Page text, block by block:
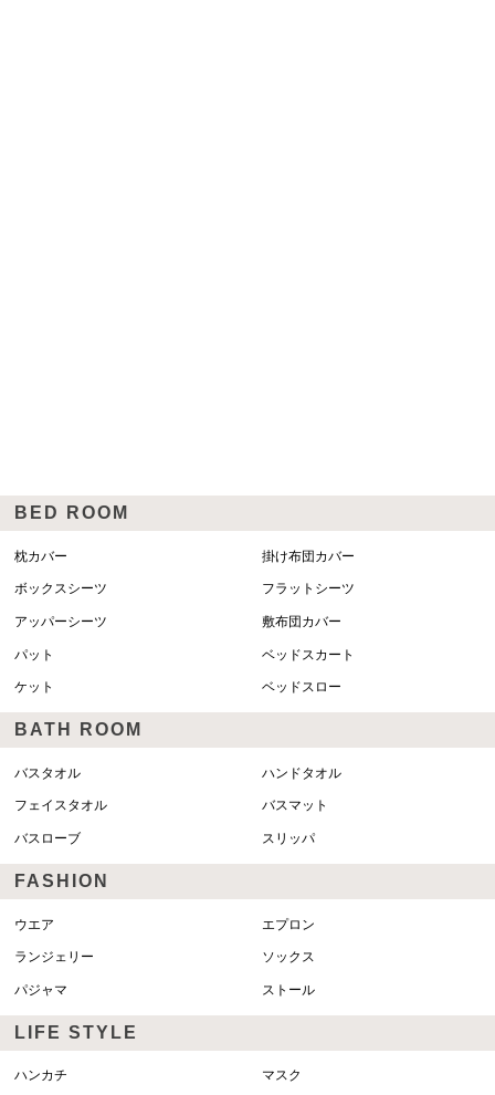
BED ROOM
枕カバー 掛け布団カバー
ボックスシーツ フラットシーツ
アッパーシーツ 敷布団カバー
パット ベッドスカート
ケット ベッドスロー
BATH ROOM
バスタオル ハンドタオル
フェイスタオル バスマット
バスローブ スリッパ
FASHION
ウエア エプロン
ランジェリー ソックス
パジャマ ストール
LIFE STYLE
ハンカチ マスク